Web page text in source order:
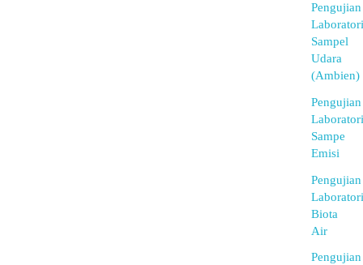
Pengujian
Sampel
Udara
(Ambien)
Pengujian
Sampe
Emisi
Pengujian
Biota
Air
Pengujian